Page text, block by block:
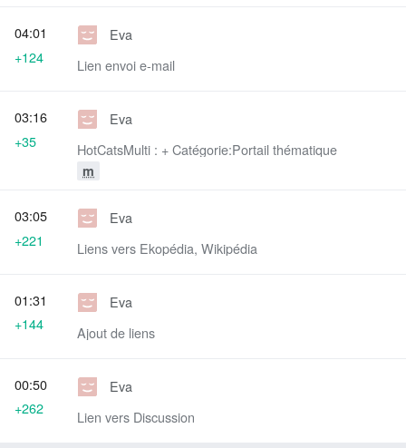
Eva
Lien envoi e-mail
04:01
+124
Eva
HotCatsMulti : + Catégorie:Portail thématique
m
03:16
+35
Eva
Liens vers Ekopédia, Wikipédia
03:05
+221
Eva
Ajout de liens
01:31
+144
Eva
Lien vers Discussion
00:50
+262